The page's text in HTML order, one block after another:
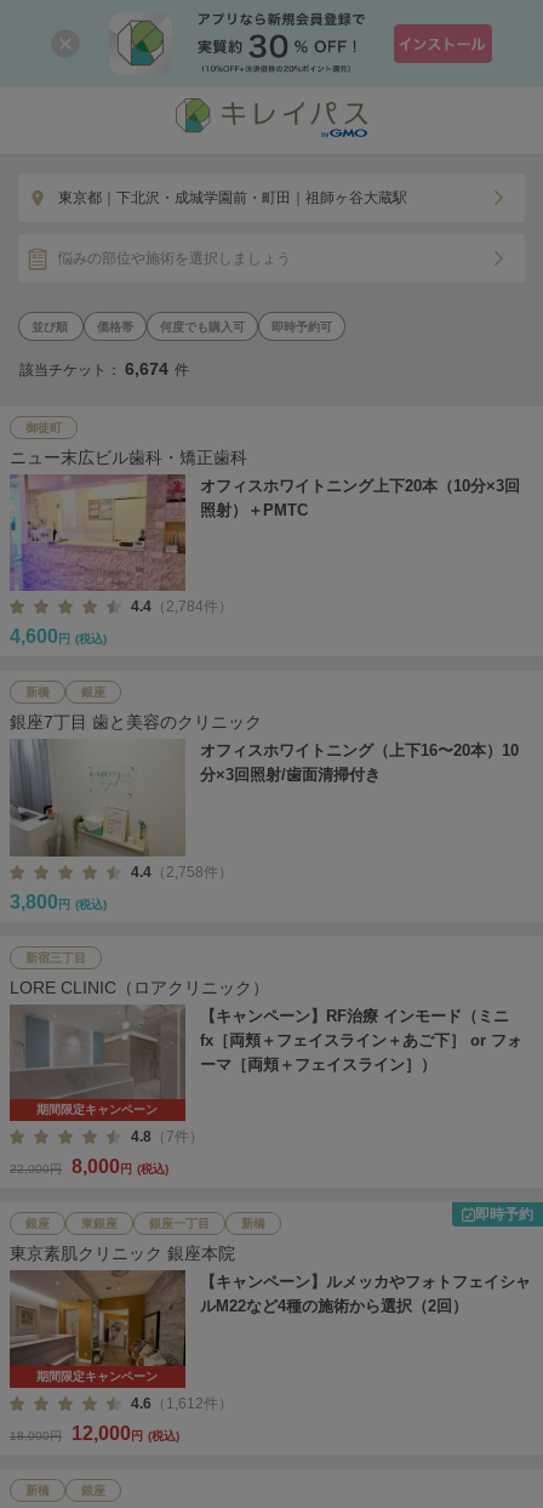
東京都｜下北沢・成城学園前・町田｜祖師ヶ谷大蔵駅
悩みの部位や施術を選択しましょう
価格帯 何度でも購入可 即時予約可
該当チケット： 6,674 件
御徒町
ニュー末広ビル歯科・矯正歯科
オフィスホワイトニング上下20本（10分×3回
照射）＋PMTC
4.4 （2,784件）
4,600 円 (税込)
新橋 銀座
銀座7丁目 歯と美容のクリニック
オフィスホワイトニング（上下16〜20本）10
分×3回照射/歯面清掃付き
4.4 （2,758件）
3,800 円 (税込)
新宿三丁目
LORE CLINIC（ロアクリニック）
期間限定キャンペーン
【キャンペーン】RF治療 インモード（ミニ
fx［両頬＋フェイスライン＋あご下］ or フォ
ーマ［両頬＋フェイスライン］）
4.8 （7件）
22,000円 8,000円 (税込)
銀座 東銀座 銀座一丁目 新橋
即時予約
東京素肌クリニック 銀座本院
期間限定キャンペーン
【キャンペーン】ルメッカやフォトフェイシャ
ルM22など4種の施術から選択（2回）
4.6 （1,612件）
18,000円 12,000円 (税込)
新橋 銀座